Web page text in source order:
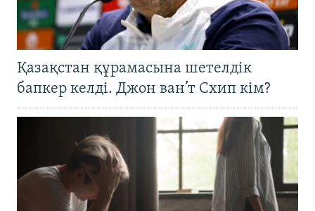
Қазақстан құрамасына шетелдік
бапкер келді. Джон ван’т Схип кім?